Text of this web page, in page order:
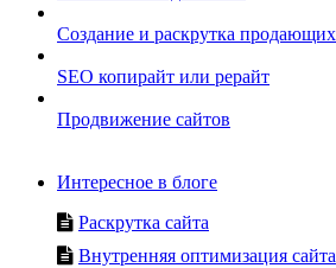
Создание и раскрутка продающих
SEO копирайт или рерайт
Продвижение сайтов
Интересное в блоге
Раскрутка сайта
Внутренняя оптимизация сайта